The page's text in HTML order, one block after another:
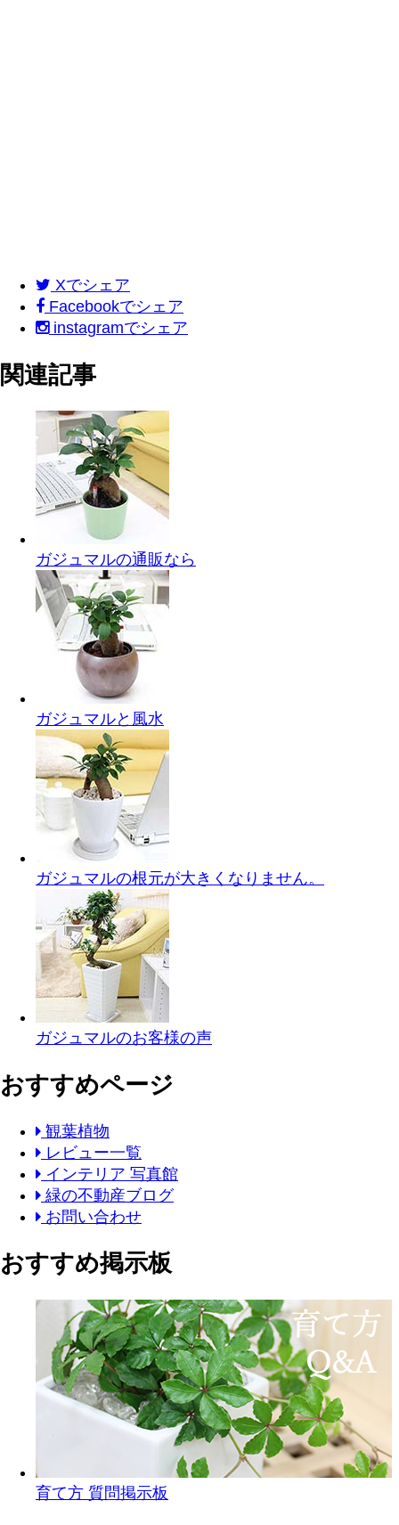
Xでシェア
Facebookでシェア
instagramでシェア
関連記事
ガジュマルの通販なら
ガジュマルと風水
ガジュマルの根元が大きくなりません。
ガジュマルのお客様の声
おすすめページ
観葉植物
レビュー一覧
インテリア 写真館
緑の不動産ブログ
お問い合わせ
おすすめ掲示板
育て方 質問掲示板